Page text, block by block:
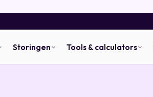
Storingen Tools & calculators